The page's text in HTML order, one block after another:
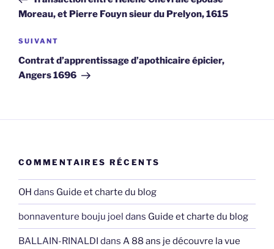
l’article
Moreau, et Pierre Fouyn sieur du Prelyon, 1615
Article
suivant
SUIVANT
Contrat d’apprentissage d’apothicaire épicier,
Angers 1696
COMMENTAIRES RÉCENTS
OH dans Guide et charte du blog
bonnaventure bouju joel dans Guide et charte du blog
BALLAIN-RINALDI dans A 88 ans je découvre la vue